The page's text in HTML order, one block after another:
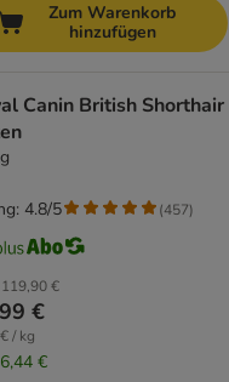
Zum Warenkorb
hinzufügen
Canin British Shorthair
119,90 €
€
/ kg
€
4.8/5 (457)